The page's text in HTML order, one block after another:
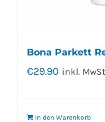
Bona Parkett
€29.90 inkl.
In den Warenkorb